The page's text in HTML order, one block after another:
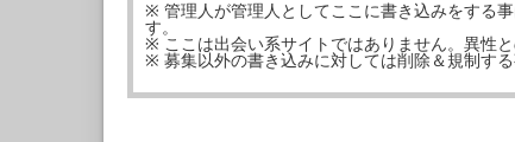
※ 管理人が管理人としてここに書き込みをする
す。
※ ここは出会い系サイトではありません。異性
※ 募集以外の書き込みに対しては削除＆規制する